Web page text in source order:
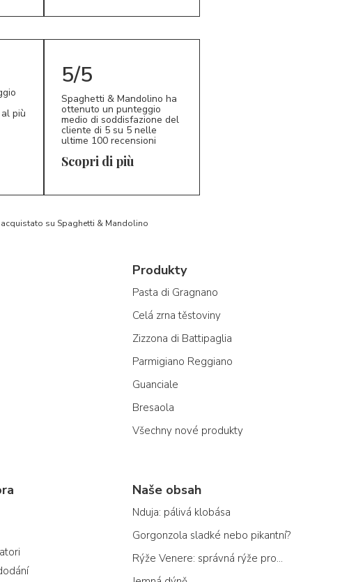
più
5/5
Spaghetti & Mandolino ha
ottenuto un punteggio
medio di soddisfazione del
cliente di 5 su 5 nelle
ultime 100 recensioni
Scopri di più
su Spaghetti & Mandolino
Produkty
Pasta di Gragnano
Celá zrna těstoviny
Zizzona di Battipaglia
Parmigiano Reggiano
Guanciale
Bresaola
Všechny nové produkty
Naše obsah
Nduja: pálivá klobása
Gorgonzola sladké nebo pikantní?
Rýže Venere: správná rýže pro...